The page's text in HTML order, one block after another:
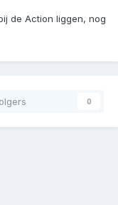
de Action liggen, nog
0